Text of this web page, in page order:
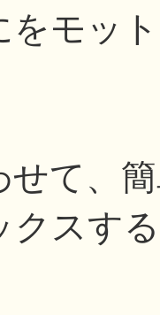
をモッ
せて、
クスする